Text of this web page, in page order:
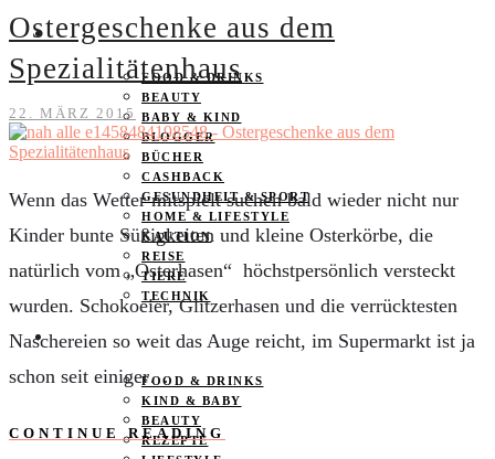
PRODUKTTESTER GESUCHT
FOOD & DRINKS
BEAUTY
BABY & KIND
BLOGGER
BÜCHER
CASHBACK
GESUNDHEIT & SPORT
HOME & LIFESTYLE
KAUTION
REISE
TIERE
TECHNIK
KATEGORIEN
FOOD & DRINKS
KIND & BABY
BEAUTY
REZEPTE
Ostergeschenke aus dem
Spezialitätenhaus
22. MÄRZ 2015
Wenn das Wetter mitspielt suchen bald wieder nicht nur
Kinder bunte Süßigkeiten und kleine Osterkörbe, die
natürlich vom „Osterhasen“ höchstpersönlich versteckt
wurden. Schokoeier, Glitzerhasen und die verrücktesten
Naschereien so weit das Auge reicht, im Supermarkt ist ja
schon seit einiger…
CONTINUE READING